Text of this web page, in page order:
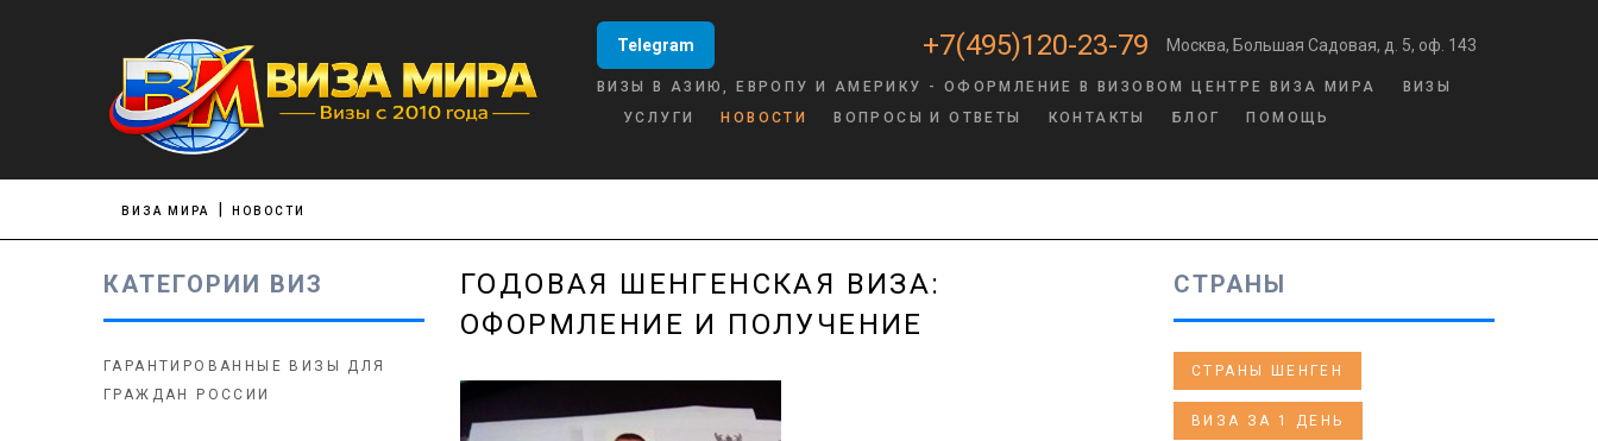
Москва, Большая Садовая, д. 5, оф. 143
+7(495)120-23-79
Telegram
ВИЗЫ В АЗИЮ, ЕВРОПУ И АМЕРИКУ - ОФОРМЛЕНИЕ В ВИЗОВОМ ЦЕНТРЕ ВИЗА МИРА
ВИЗЫ
УСЛУГИ
НОВОСТИ ВОПРОСЫ И ОТВЕТЫ КОНТАКТЫ БЛОГ ПОМОЩЬ
ВИЗА МИРА НОВОСТИ
ГОДОВАЯ ШЕНГЕНСКАЯ ВИЗА:
ОФОРМЛЕНИЕ И ПОЛУЧЕНИЕ
КАТЕГОРИИ ВИЗ
ГАРАНТИРОВАННЫЕ ВИЗЫ ДЛЯ
ГРАЖДАН РОССИИ
СТРАНЫ
СТРАНЫ ШЕНГЕН
ВИЗА ЗА 1 ДЕНЬ